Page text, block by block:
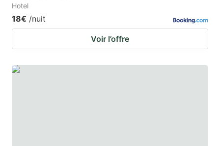
Hotel
18€ /nuit
Voir l’offre